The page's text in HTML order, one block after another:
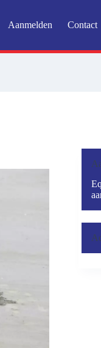
Aanmelden Contact